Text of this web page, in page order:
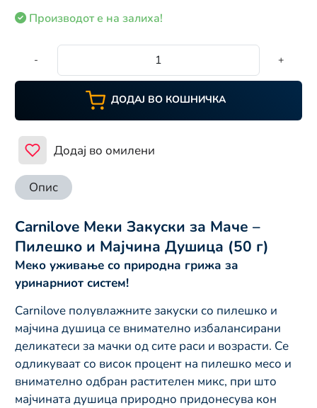
Производот е на залиха!
- +
ДОДАЈ ВО КОШНИЧКА
Додај во омилени
Опис
Carnilove Меки Закуски за Маче –
Пилешко и Мајчина Душица (50 г)
Меко уживање со природна грижа за
уринарниот систем!
Carnilove полувлажните закуски со пилешко и
мајчина душица се внимателно избалансирани
деликатеси за мачки од сите раси и возрасти. Се
одликуваат со висок процент на пилешко месо и
внимателно одбран растителен микс, при што
мајчината душица природно придонесува кон